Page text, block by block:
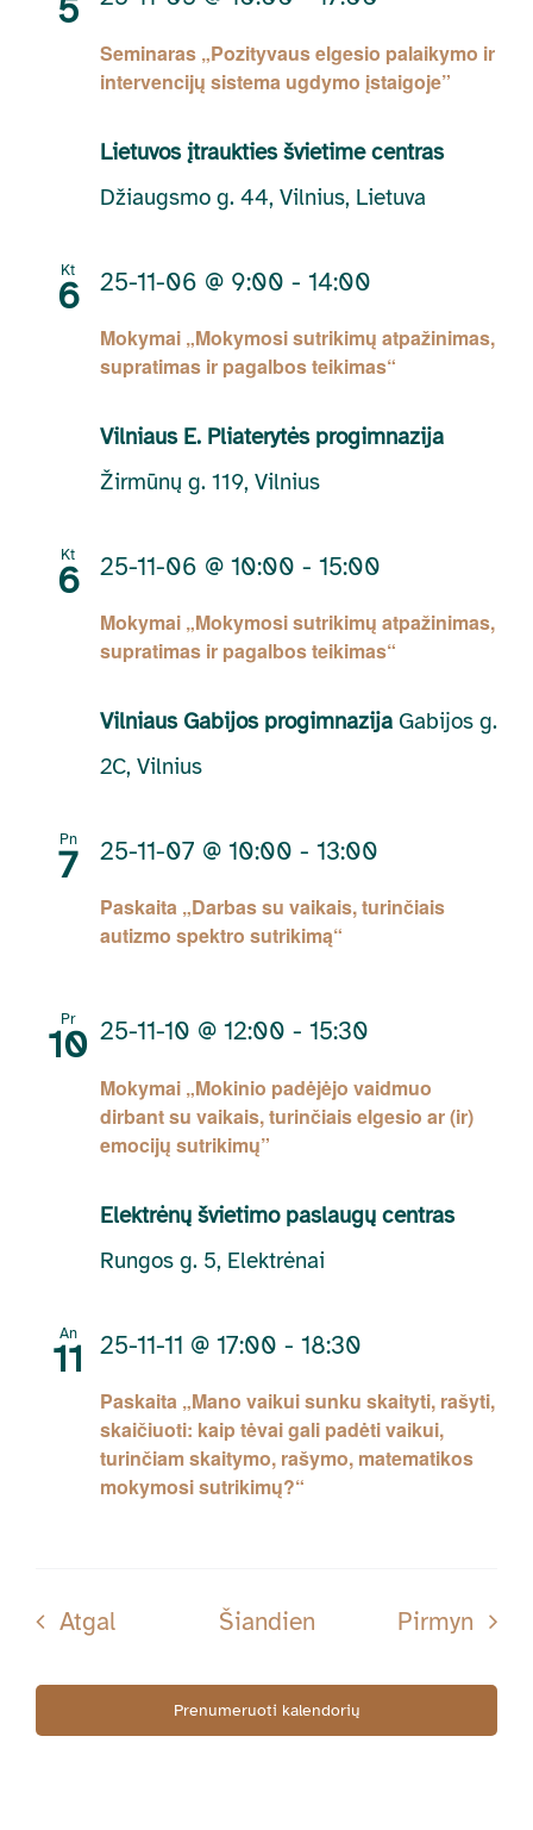
5
Seminaras „Pozityvaus elgesio palaikymo ir
intervencijų sistema ugdymo įstaigoje”
Lietuvos įtraukties švietime centras
Džiaugsmo g. 44, Vilnius, Lietuva
Kt
6
Mokymai „Mokymosi sutrikimų atpažinimas,
supratimas ir pagalbos teikimas“
25-11-06 @ 9:00 - 14:00
Vilniaus E. Pliaterytės progimnazija
Žirmūnų g. 119, Vilnius
Kt
6
Mokymai „Mokymosi sutrikimų atpažinimas,
supratimas ir pagalbos teikimas“
25-11-06 @ 10:00 - 15:00
Vilniaus Gabijos progimnazija Gabijos g.
2C, Vilnius
Pn
7
Paskaita „Darbas su vaikais, turinčiais
autizmo spektro sutrikimą“
25-11-07 @ 10:00 - 13:00
Pr
10
Mokymai „Mokinio padėjėjo vaidmuo
dirbant su vaikais, turinčiais elgesio ar (ir)
emocijų sutrikimų”
25-11-10 @ 12:00 - 15:30
Elektrėnų švietimo paslaugų centras
Rungos g. 5, Elektrėnai
An
11
Paskaita „Mano vaikui sunku skaityti, rašyti,
skaičiuoti: kaip tėvai gali padėti vaikui,
turinčiam skaitymo, rašymo, matematikos
mokymosi sutrikimų?“
25-11-11 @ 17:00 - 18:30
AtgalRenginiai Šiandien Pirmyn
Prenumeruoti kalendorių